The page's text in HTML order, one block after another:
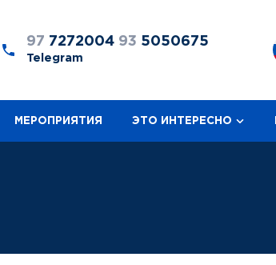
97 7272004 93 5050675
Telegram
МЕРОПРИЯТИЯ ЭТО ИНТЕРЕСНО